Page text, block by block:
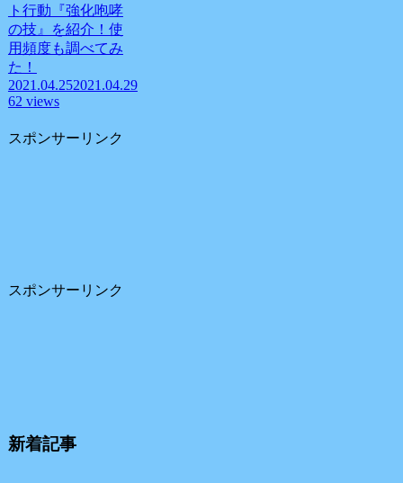
ト行動『強化咆哮
の技』を紹介！使
用頻度も調べてみ
た！
2021.04.252021.04.29
62 views
スポンサーリンク
スポンサーリンク
新着記事